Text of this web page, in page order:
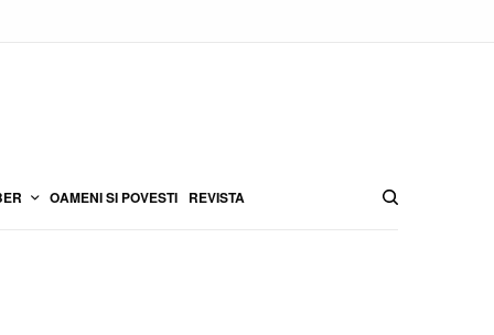
OAMENI SI POVESTI REVISTA